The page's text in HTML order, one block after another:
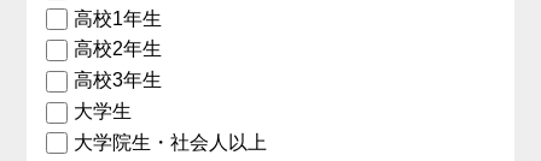
高校1年生
高校2年生
高校3年生
大学生
大学院生・社会人以上